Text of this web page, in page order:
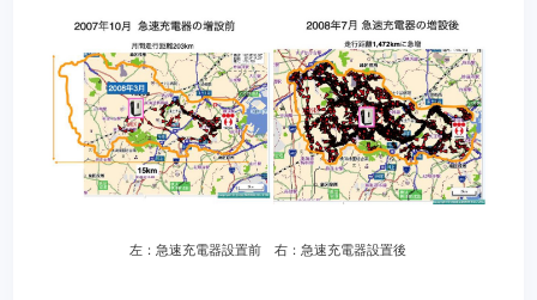
左：急速充電器設置前 右：急速充電器設置後